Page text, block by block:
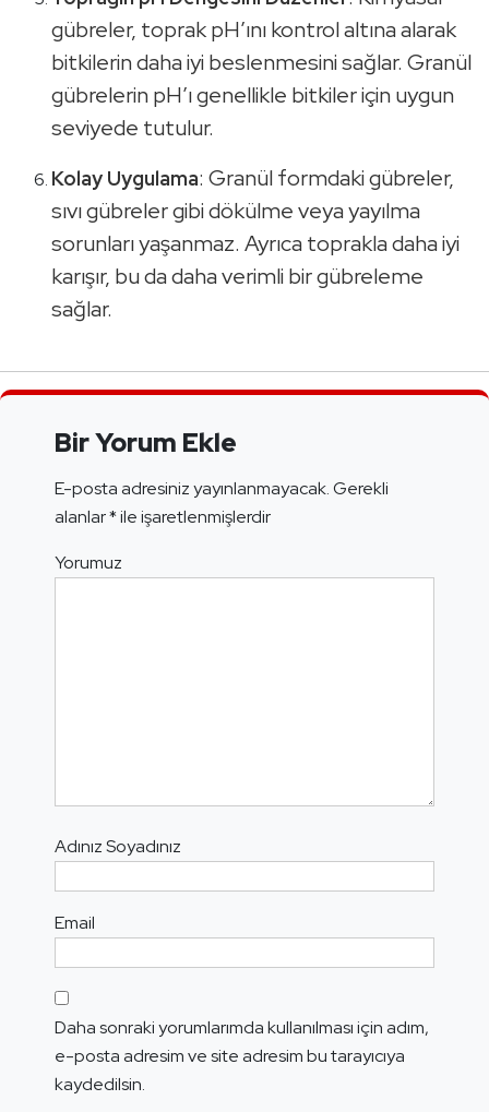
gübreler, toprak pH’ını kontrol altına alarak
bitkilerin daha iyi beslenmesini sağlar. Granül
gübrelerin pH’ı genellikle bitkiler için uygun
seviyede tutulur.
Kolay Uygulama: Granül formdaki gübreler,
sıvı gübreler gibi dökülme veya yayılma
sorunları yaşanmaz. Ayrıca toprakla daha iyi
karışır, bu da daha verimli bir gübreleme
sağlar.
Bir Yorum Ekle
E-posta adresiniz yayınlanmayacak.Gerekli
alanlar*ile işaretlenmişlerdir
Yorumuz
Adınız Soyadınız
Email
Daha sonraki yorumlarımda kullanılması için adım,
e-posta adresim ve site adresim bu tarayıcıya
kaydedilsin.